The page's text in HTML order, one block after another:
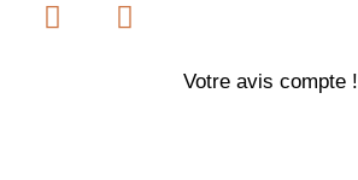
Votre avis compte !